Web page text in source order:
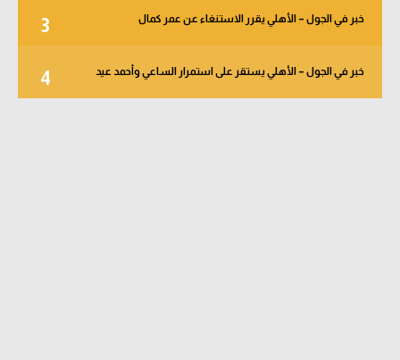
3 خبر في الجول – الأهلي يقرر الاستنغاء عن عمر كمال
4 خبر في الجول – الأهلي يستقر على استمرار الساعي وأحمد عيد